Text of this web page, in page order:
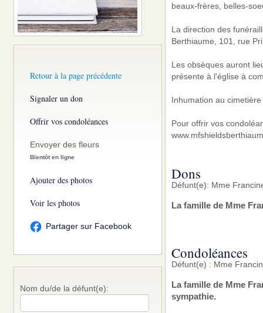
Retour à la page précédente
Signaler un don
Offrir vos condoléances
Envoyer des fleurs
Bientôt en ligne
Ajouter des photos
Voir les photos
Partager sur Facebook
Nom du/de la défunt(e):
beaux-frères, belles-
La direction des
Berthiaume, 101, rue
Les obsèques auront
présente à l'église à
Inhumation au
Pour offrir vos
Dons
Défunt(e): Mme
La famille de Mme
Condoléances
Défunt(e) : Mme
La famille de Mme
sympathie.